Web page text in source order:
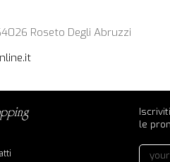
Roseto Degli Abruzzi
le